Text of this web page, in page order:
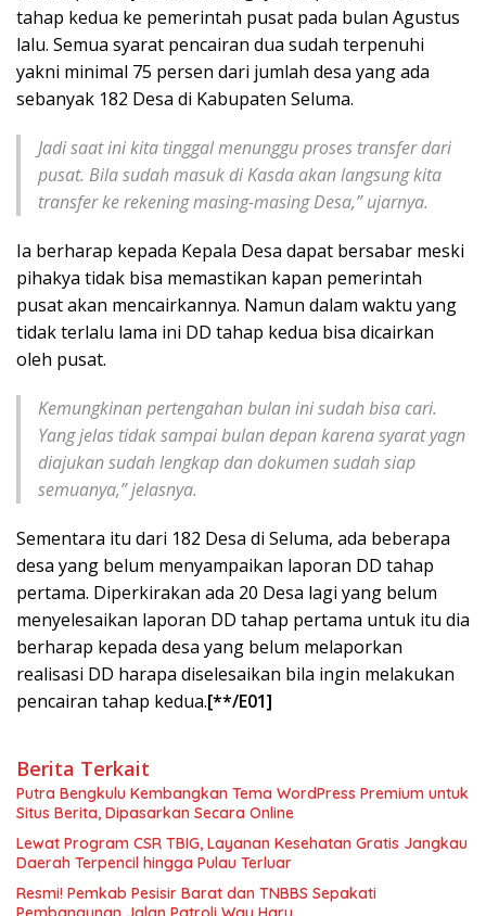
tahap kedua ke pemerintah pusat pada bulan Agustus
lalu. Semua syarat pencairan dua sudah terpenuhi
yakni minimal 75 persen dari jumlah desa yang ada
sebanyak 182 Desa di Kabupaten Seluma.
Jadi saat ini kita tinggal menunggu proses transfer dari
pusat. Bila sudah masuk di Kasda akan langsung kita
transfer ke rekening masing-masing Desa,” ujarnya.
Ia berharap kepada Kepala Desa dapat bersabar meski
pihakya tidak bisa memastikan kapan pemerintah
pusat akan mencairkannya. Namun dalam waktu yang
tidak terlalu lama ini DD tahap kedua bisa dicairkan
oleh pusat.
Kemungkinan pertengahan bulan ini sudah bisa cari.
Yang jelas tidak sampai bulan depan karena syarat yagn
diajukan sudah lengkap dan dokumen sudah siap
semuanya,” jelasnya.
Sementara itu dari 182 Desa di Seluma, ada beberapa
desa yang belum menyampaikan laporan DD tahap
pertama. Diperkirakan ada 20 Desa lagi yang belum
menyelesaikan laporan DD tahap pertama untuk itu dia
berharap kepada desa yang belum melaporkan
realisasi DD harapa diselesaikan bila ingin melakukan
pencairan tahap kedua.[**/E01]
Berita Terkait
Putra Bengkulu Kembangkan Tema WordPress Premium untuk
Situs Berita, Dipasarkan Secara Online
Lewat Program CSR TBIG, Layanan Kesehatan Gratis Jangkau
Daerah Terpencil hingga Pulau Terluar
Resmi! Pemkab Pesisir Barat dan TNBBS Sepakati